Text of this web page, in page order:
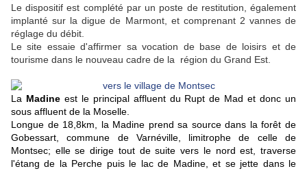
Le dispositif est complété par un poste de restitution, également
implanté sur la digue de Marmont, et comprenant 2 vannes de
réglage du débit.
Le site essaie d'affirmer sa vocation de base de loisirs et de
tourisme dans le nouveau cadre de la région du Grand Est.
La Madineest le principal affluent du Rupt de Mad et donc un
sous affluent de la Moselle.
Longue de 18,8km, la Madine prend sa source dans la forêt de
Gobessart, commune de Varnéville, limitrophe de celle de
Montsec; elle se dirige tout de suite vers le nord est, traverse
l'étang de la Perche puis le lac de Madine, et se jette dans le